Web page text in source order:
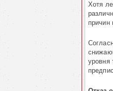
Хотя
причин
уровня